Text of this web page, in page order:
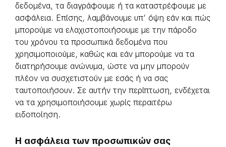
δεδομένα, τα διαγράφουμε ή τα καταστρέφουμε με
ασφάλεια. Επίσης, λαμβάνουμε υπ’ όψη εάν και πώς
μπορούμε να ελαχιστοποιήσουμε με την πάροδο
του χρόνου τα προσωπικά δεδομένα που
χρησιμοποιούμε, καθώς και εάν μπορούμε να τα
διατηρήσουμε ανώνυμα, ώστε να μην μπορούν
πλέον να συσχετιστούν με εσάς ή να σας
ταυτοποιήσουν. Σε αυτήν την περίπτωση, ενδέχεται
να τα χρησιμοποιήσουμε χωρίς περαιτέρω
ειδοποίηση.
Η ασφάλεια των προσωπικών σας